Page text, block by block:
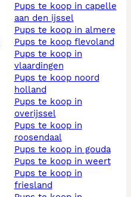
pups te koop in capelle
aan den ijssel
pups te koop in almere
pups te koop flevoland
pups te koop in
vlaardingen
pups te koop noord
holland
pups te koop in
overijssel
pups te koop in
roosendaal
pups te koop in gouda
pups te koop in weert
pups te koop in
friesland